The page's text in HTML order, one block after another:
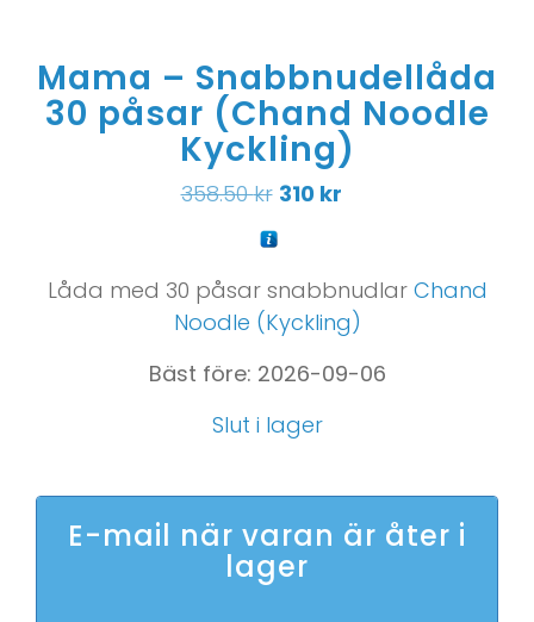
Mama – Snabbnudellåda
30 påsar (Chand Noodle
Kyckling)
358.50kr 310 kr
Låda med 30 påsar snabbnudlar Chand
Noodle (Kyckling)
Bäst före: 2026-09-06
Slut i lager
E-mail när varan är åter i
lager